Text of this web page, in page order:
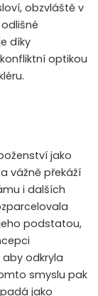
obzvláště v
díky
optikou
jako
vážně překáží
i dalších
podstatou,
odkryla
smyslu pak
jako